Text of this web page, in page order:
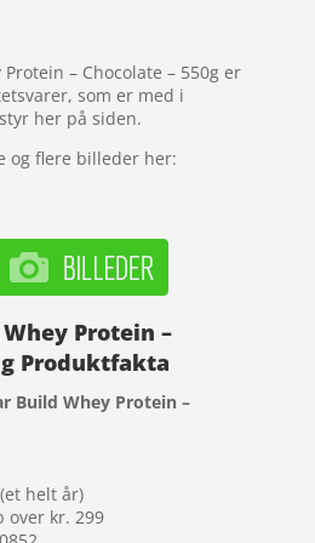
– Chocolate – 550g er
som er med i
her på siden.
og flere billeder her:
Protein –
Produktfakta
Build Whey Protein –
helt år)
over kr. 299